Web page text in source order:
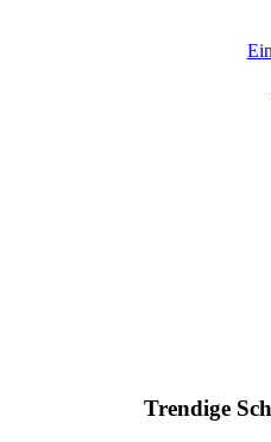
Trendige